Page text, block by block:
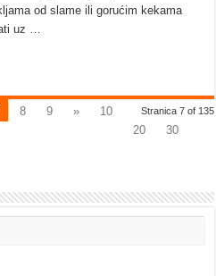
od slame ili gorućim kekama
uz …
Stranica 7 of 135
8 9 »
10
20
30